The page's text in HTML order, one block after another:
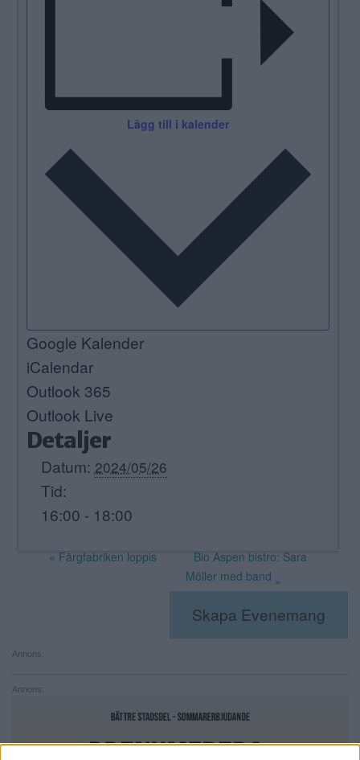
Lägg till i kalender
Google Kalender
iCalendar
Outlook 365
Outlook Live
Detaljer
Datum: 2024/05/26
Tid:
16:00 - 18:00
« Färgfabriken loppis Bio Aspen bistro: Sara
Möller med band »
Skapa Evenemang
Annons:
Annons: